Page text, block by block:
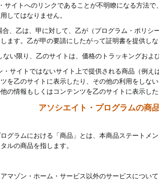
サイトへのリンクであることが不明瞭になる方法
してはなりません。
合、乙は、甲に対して、乙が（プログラム・ポリ
ます。乙が甲の要請にしたがって証明書を提供し
ない限り、乙のサイトは、価格のトラッキングお
・サイトではないサイト上で提供される商品（例
を乙のサイトに表示したり、その他の利用をしな
の情報もしくはコンテンツを乙のサイトに表示し
アソシエイト・プログラムの商
グラムにおける「商品」とは、本商品ステートメ
ルの商品を指します。
マゾン・ホーム・サービス以外のサービスについ